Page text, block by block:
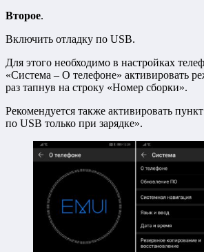
Второе.
Включить отладку по USB.
Для этого необходимо в настройках
«Система – О телефоне» активировать
раз тапнув на строку «Номер сборки».
Рекомендуется также активировать
по USB только при зарядке».